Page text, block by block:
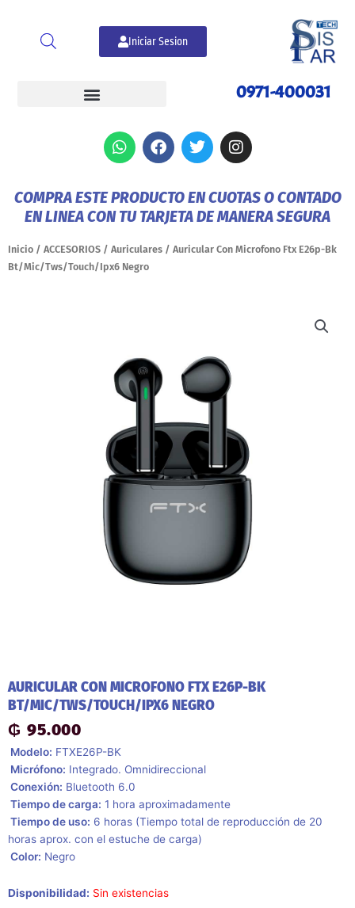
contenido
Iniciar Sesion
0971-400031
W
h
s
a
p
F
a
b
o
k
T
w
t
e
I
n
a
g
a
COMPRA ESTE PRODUCTO EN CUOTAS O CONTADO
EN LINEA CON TU TARJETA DE MANERA SEGURA
Inicio / ACCESORIOS / Auriculares / Auricular Con Microfono Ftx E26p-Bk
Bt/Mic/Tws/Touch/Ipx6 Negro
AURICULAR CON MICROFONO FTX E26P-BK
BT/MIC/TWS/TOUCH/IPX6 NEGRO
₲ 95.000
 Modelo: FTXE26P-BK
 Micrófono: Integrado. Omnidireccional
 Conexión: Bluetooth 6.0
 Tiempo de carga: 1 hora aproximadamente
 Tiempo de uso: 6 horas (Tiempo total de reproducción de 20
horas aprox. con el estuche de carga)
 Color: Negro
Disponibilidad: Sin existencias